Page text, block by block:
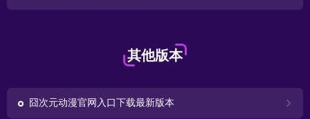
其他版本
囧次元动漫官网入口下载最新版本